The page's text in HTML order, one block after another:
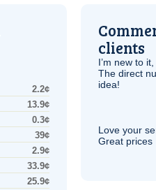
2.2¢
13.9¢
0.3¢
39¢
2.9¢
33.9¢
25.9¢
clients
I’m new to
The direct
idea!
Love your
Great prices